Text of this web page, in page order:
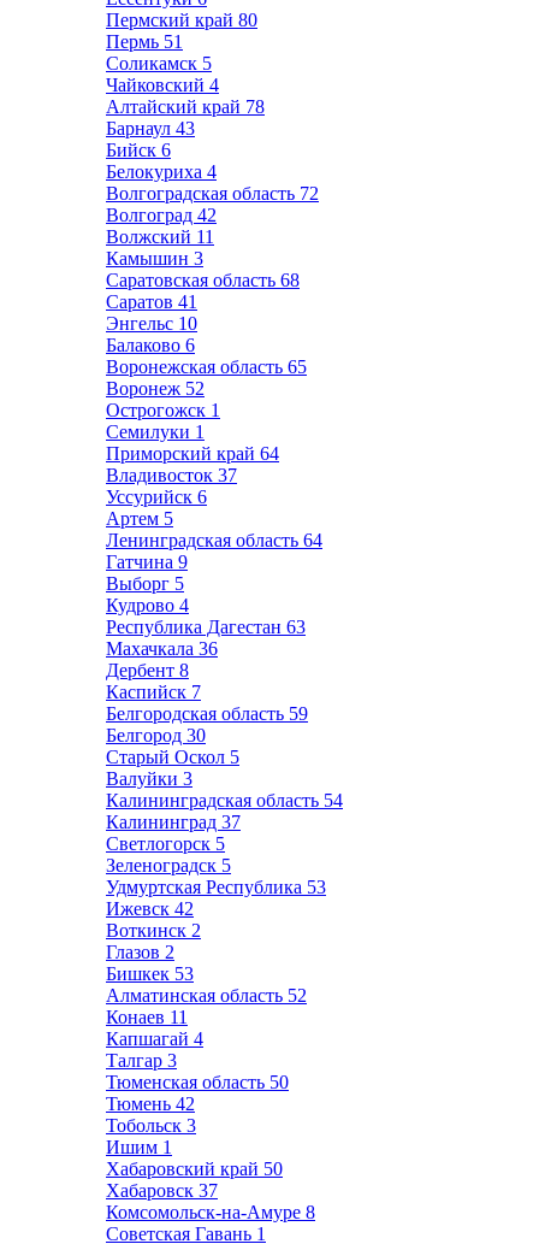
Пермский край 80
Пермь 51
Соликамск 5
Чайковский 4
Алтайский край 78
Барнаул 43
Бийск 6
Белокуриха 4
Волгоградская область 72
Волгоград 42
Волжский 11
Камышин 3
Саратовская область 68
Саратов 41
Энгельс 10
Балаково 6
Воронежская область 65
Воронеж 52
Острогожск 1
Семилуки 1
Приморский край 64
Владивосток 37
Уссурийск 6
Артем 5
Ленинградская область 64
Гатчина 9
Выборг 5
Кудрово 4
Республика Дагестан 63
Махачкала 36
Дербент 8
Каспийск 7
Белгородская область 59
Белгород 30
Старый Оскол 5
Валуйки 3
Калининградская область 54
Калининград 37
Светлогорск 5
Зеленоградск 5
Удмуртская Республика 53
Ижевск 42
Воткинск 2
Глазов 2
Бишкек 53
Алматинская область 52
Конаев 11
Капшагай 4
Талгар 3
Тюменская область 50
Тюмень 42
Тобольск 3
Ишим 1
Хабаровский край 50
Хабаровск 37
Комсомольск-на-Амуре 8
Советская Гавань 1